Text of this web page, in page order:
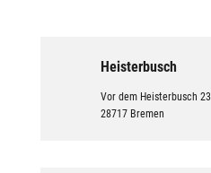
Heisterbusch
Vor dem Heisterbusch 23
28717 Bremen